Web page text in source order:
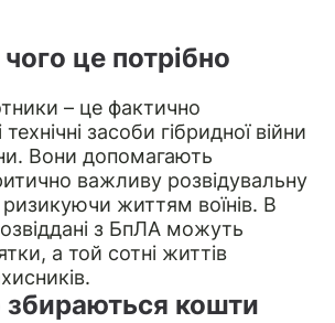
це потрібно
– це фактично
засоби гібридної війни
Вони допомагають
важливу розвідувальну
життям воїнів. В
з БпЛА можуть
а той сотні життів
кошти